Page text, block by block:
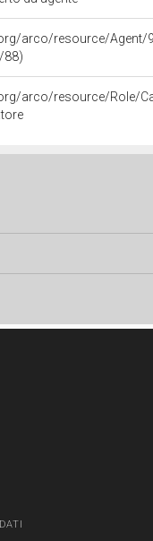
arco/resource/Agent/
88)
arco/resource/Role/